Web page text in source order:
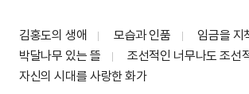
김홍도의 생애 모습과 인품
임금을 지
박달나무 있는 뜰
조선적인 너무나도 조선
자신의 시대를 사랑한 화가